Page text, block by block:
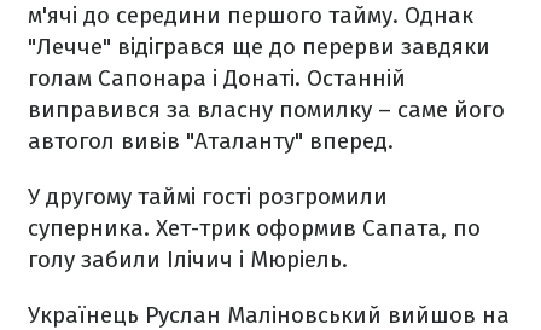
м'ячі до середини першого тайму. Однак
"Лечче" відігрався ще до перерви завдяки
голам Сапонара і Донаті. Останній
виправився за власну помилку – саме його
автогол вивів "Аталанту" вперед.
У другому таймі гості розгромили
суперника. Хет-трик оформив Сапата, по
голу забили Ілічич і Мюріель.
Українець Руслан Маліновський вийшов на